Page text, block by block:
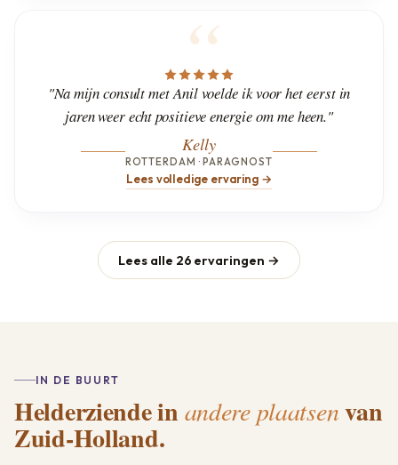
"Na mijn consult met Anil voelde ik voor het eerst in
jaren weer echt positieve energie om me heen."
Kelly
ROTTERDAM · PARAGNOST
Lees volledige ervaring →
Lees alle 26 ervaringen →
IN DE BUURT
Helderziende in andere plaatsenvan
Zuid-Holland.